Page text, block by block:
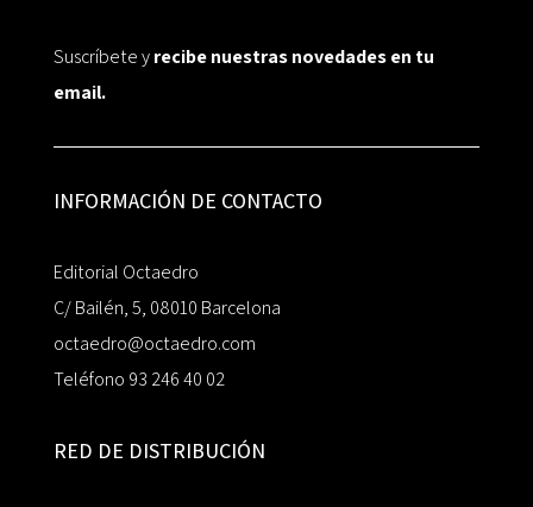
Suscríbete yrecibe nuestras novedades en tu
email.
INFORMACIÓN DE CONTACTO
Editorial Octaedro
C/ Bailén, 5, 08010 Barcelona
octaedro@octaedro.com
Teléfono 93 246 40 02
RED DE DISTRIBUCIÓN